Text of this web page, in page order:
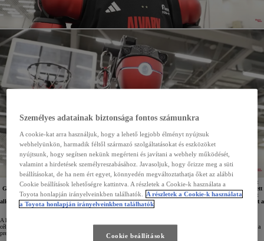
A Toyota humanoid CUE robot évek óta demonstrálja a márka technológiai képességeit, és már két
Guinness-rekordot is magáénak tudhat. A projekt legújabb generációja – CUE7 – teljesen újratervezett
konstrukcióként mutatkozik be, amely számos, eredetileg járműfejlesztéshez létrehozott technológiát
alkalmaz. A Toyota egy könnyebb, fejlettebb és még dinamikusabb robotot alkotott, amelyet a vállalat a
„Physical AI” szemlélet mentén fejlesztett.
A humanoid kosárlabdázó robot projektje 2017-ben indult Toyota-mérnökök kezdeményezésére. A fejlesztés
célja kezdettől fogva az volt, hogy bemutassa a vállalat képességeit a robotika, a mesterséges intelligencia és a
precíz mozgásvezérlés területén.
Személyes adatainak biztonsága fontos számunkra
A cookie-kat arra használjuk, hogy a lehető legjobb élményt nyújtsuk
webhelyünkön, harmadik féltől származó szolgáltatásokat és eszközöket
nyújtsunk, hogy segítsen nekünk megérteni és javítani a webhely működését,
valamint a hirdetések személyreszabásához. Javasoljuk, hogy őrizze meg a süti
beállításokat, de ha nem ért egyet, könnyedén megváltoztathatja őket az alábbi
Cookie beállítások lehetőségre kattintva. A részletek a Cookie-k használata a
Toyota honlapján irányelveinkben találhatók.
A részletek a Cookie-k használata
a Toyota honlapján irányelveinkben találhatók
Cookie beállítások